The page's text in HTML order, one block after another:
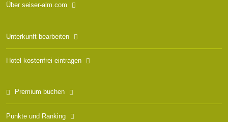
Über seiser-alm.com
Unterkunft bearbeiten
Hotel kostenfrei eintragen
Premium buchen
Punkte und Ranking